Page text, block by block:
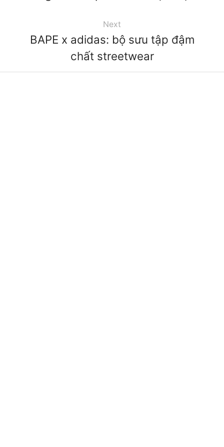
Next
BAPE x adidas: bộ sưu tập đậm
chất streetwear